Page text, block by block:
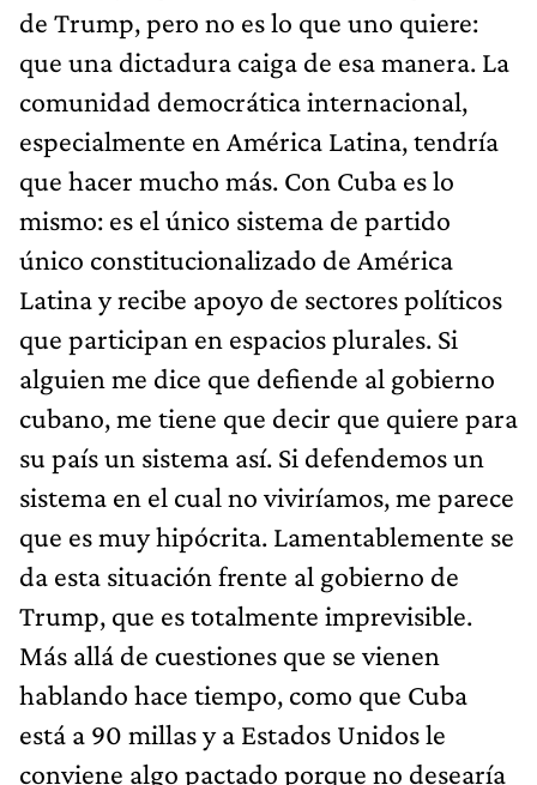
de Trump, pero no es lo que uno quiere:
que una dictadura caiga de esa manera. La
comunidad democrática internacional,
especialmente en América Latina, tendría
que hacer mucho más. Con Cuba es lo
mismo: es el único sistema de partido
único constitucionalizado de América
Latina y recibe apoyo de sectores políticos
que participan en espacios plurales. Si
alguien me dice que defiende al gobierno
cubano, me tiene que decir que quiere para
su país un sistema así. Si defendemos un
sistema en el cual no viviríamos, me parece
que es muy hipócrita. Lamentablemente se
da esta situación frente al gobierno de
Trump, que es totalmente imprevisible.
Más allá de cuestiones que se vienen
hablando hace tiempo, como que Cuba
está a 90 millas y a Estados Unidos le
conviene algo pactado porque no desearía